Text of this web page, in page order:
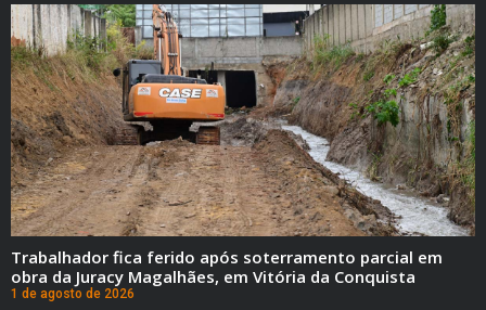
Trabalhador fica ferido após soterramento parcial em
obra da Juracy Magalhães, em Vitória da Conquista
1 de agosto de 2026